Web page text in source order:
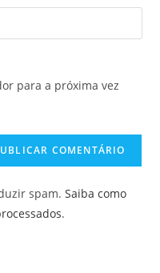
para a próxima vez
spam.Saiba como
.